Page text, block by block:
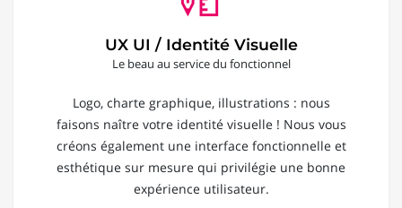
UX UI / Identité Visuelle
Le beau au service du fonctionnel
Logo, charte graphique, illustrations : nous
faisons naître votre identité visuelle ! Nous vous
créons également une interface fonctionnelle et
esthétique sur mesure qui privilégie une bonne
expérience utilisateur.